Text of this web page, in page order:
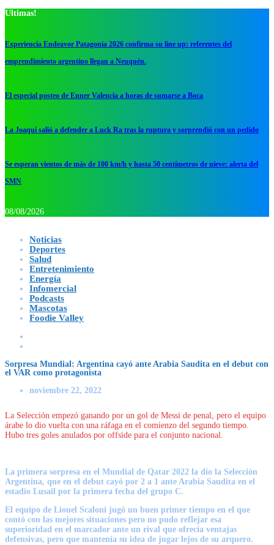
Ultimas!
Experiencia Endeavor Patagonia 2026 confirma su line up: referentes del
emprendimiento argentino llegan a Neuquén.
El especial posteo de Enner Valencia a horas de sumarse a Boca
La Joaqui salió a defender a Luck Ra tras la ruptura y sorprendió con un pedido
Se esperan vientos de más de 100 km/h y hasta 50 centímetros de nieve: alerta del
SMN
08/08/2026
Noticias
Deportes
Salud
Entretenimiento
Energía
Infomercial
Podcasts
Mascotas
Foodie Valley
Sorpresa Mundial: Argentina cayó ante Arabia Saudita en el debut con
el VAR como protagonista
noviembre 22, 2022
La Selección empezó ganando por un gol de Messi de penal, pero el equipo
árabe lo dio vuelta con una ráfaga en el comienzo del segundo tiempo.
Hubo tres goles anulados por offside para el conjunto nacional.
La primera sorpresa en el Mundial de Qatar 2022 la dio la Selección
Argentina, que en el debut cayó por 2 a 1 ante Arabia Saudita en el
estadio Lusail por la primera fecha del grupo C.
El equipo de Lionel Scaloni jugó un buen primer tiempo en el que
contó con las mejores situaciones pero no pudo reflejar esa
superioridad en el marcador ante un rival que ofrecía ventajas
defensivas, pero que mantenía su idea de jugar lejos de su arquero.